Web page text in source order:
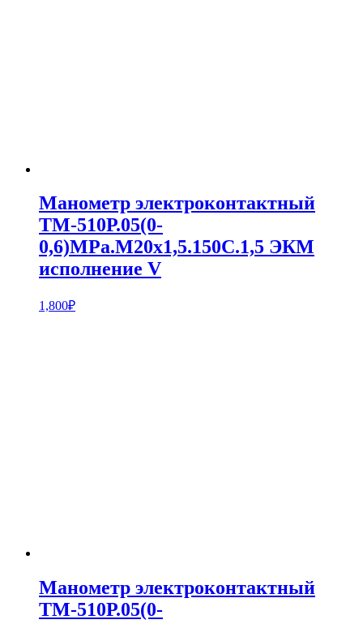
Манометр электроконтактный
ТМ-510Р.05(0-
0,6)МPa.М20х1,5.150С.1,5 ЭКМ
исполнение V
1,800₽
Манометр электроконтактный
ТМ-510Р.05(0-